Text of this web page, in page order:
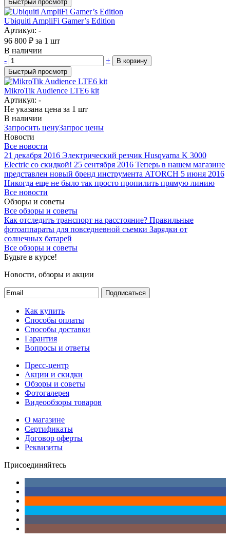
Быстрый просмотр
Ubiquiti AmpliFi Gamer’s Edition
Артикул: -
96 800 ₽ за 1 шт
В наличии
-
+
В корзину
Быстрый просмотр
MikroTik Audience LTE6 kit
Артикул: -
Не указана цена за 1 шт
В наличии
Запросить ценуЗапрос цены
Новости
Все новости
21 декабря 2016 Электрический резчик Husqvarna K 3000
Electric со скидкой! 25 сентября 2016 Теперь в нашем магазине
представлен новый бренд инструмента ATORCH 5 июня 2016
Никогда еще не было так просто пропилить прямую линию
Все новости
Обзоры и советы
Все обзоры и советы
Как отследить транспорт на расстояние? Правильные
фотоаппараты для повседневной съемки Зарядки от
солнечных батарей
Все обзоры и советы
Будьте в курсе!
Новости, обзоры и акции
Подписаться
Как купить
Способы оплаты
Способы доставки
Гарантия
Вопросы и ответы
Пресс-центр
Акции и скидки
Обзоры и советы
Фотогалерея
Видеообзоры товаров
О магазине
Сертификаты
Договор оферты
Реквизиты
Присоединяйтесь